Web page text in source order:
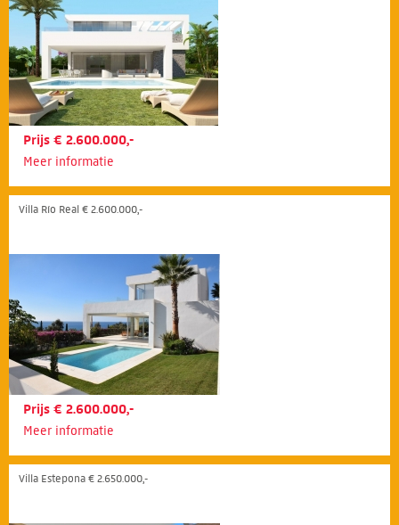
Prijs € 2.600.000,-
Meer informatie
Villa Río Real € 2.600.000,-
Prijs € 2.600.000,-
Meer informatie
Villa Estepona € 2.650.000,-